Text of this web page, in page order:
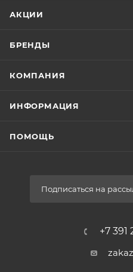
АКЦИИ
БРЕНДЫ
КОМПАНИЯ
ИНФОРМАЦИЯ
ПОМОЩЬ
Подписаться на
+7 391